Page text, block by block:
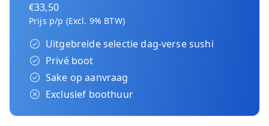
€33,50
Prijs p/p (Excl. 9% BTW)
Uitgebreide selectie dag-verse sushi
Privé boot
Sake op aanvraag
Exclusief boothuur